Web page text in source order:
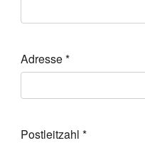
Adresse*
Postleitzahl *